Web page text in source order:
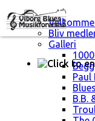
Bliv
Galleri
Paul
B.B.